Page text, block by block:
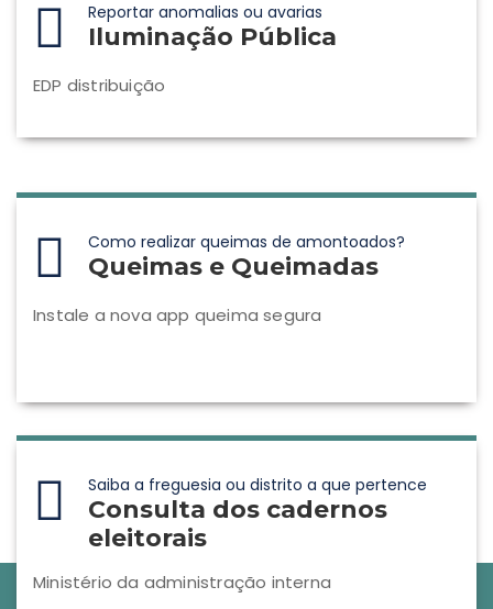
Reportar anomalias ou avarias
Iluminação Pública
EDP distribuição
Como realizar queimas de amontoados?
Queimas e Queimadas
Instale a nova app queima segura
Saiba a freguesia ou distrito a que pertence
Consulta dos cadernos
eleitorais
Ministério da administração interna